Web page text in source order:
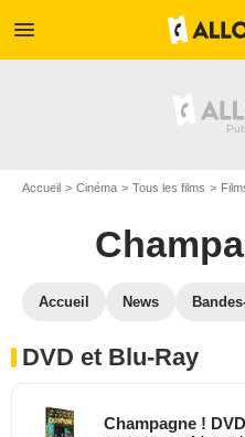
menu
Accueil Cinéma Tous les films
Accueil News
DVD et Blu-Ray
Champagne !